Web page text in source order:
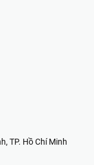
TP. Hồ Chí Minh